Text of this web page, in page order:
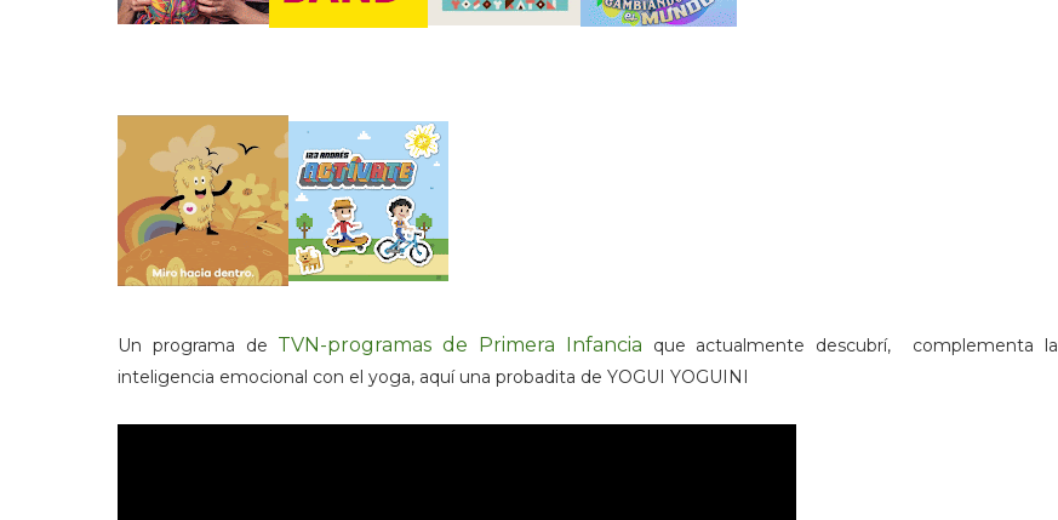
Un programa de TVN-programas de Primera Infancia que actualmente descubrí, complementa la
inteligencia emocional con el yoga, aquí una probadita de YOGUI YOGUINI